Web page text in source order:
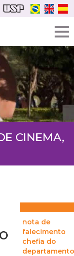
CINEMA,
nota de
falecimento
chefia do
departamento